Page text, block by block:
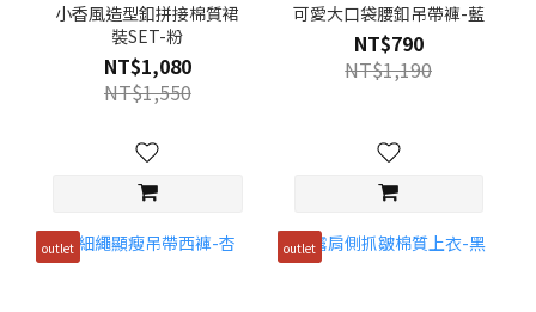
小香風造型釦拼接棉質裙
裝SET-粉
NT$1,080
NT$1,550
可愛大口袋腰釦吊帶褲-藍
NT$790
NT$1,190
outlet outlet